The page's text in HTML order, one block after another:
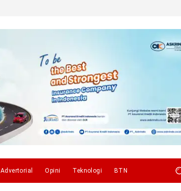
Advertorial Opini Teknologi BTN